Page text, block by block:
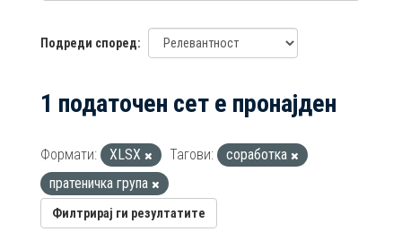
Подреди според
1 податочен сет е пронајден
Формати: XLSX Тагови:
соработка
пратеничка група
Филтрирај ги резултатите